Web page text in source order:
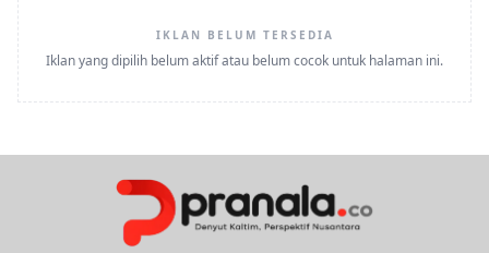
IKLAN BELUM TERSEDIA
Iklan yang dipilih belum aktif atau belum cocok untuk halaman ini.